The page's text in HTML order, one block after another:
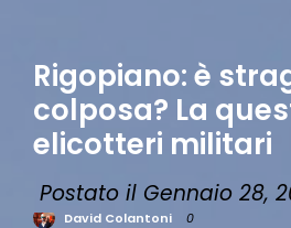
Rigopiano: è
colposa? La
elicotteri militari
Postato il Gennaio 28,
David Colantoni 0